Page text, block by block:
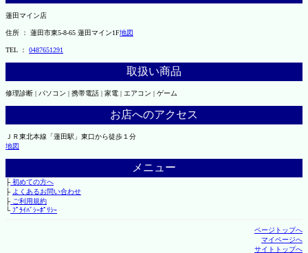
蓮田マイン店
住所 ： 蓮田市東5-8-65 蓮田マイン1F地図
TEL ： 0487651291
取扱い商品
修理診断 | パソコン | 携帯電話 | 家電 | エアコン | ゲーム
お店へのアクセス
ＪＲ東北本線「蓮田駅」東口から徒歩１分
地図
メニュー
├初めての方へ
├ よくあるお問い合わせ
├ご利用規約
└ﾌﾟﾗｲﾊﾞｼｰﾎﾟﾘｼｰ
ページトップへ
マイページへ
サイトトップへ